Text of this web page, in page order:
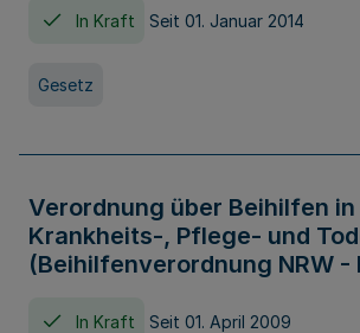
In Kraft Seit 01. Januar 2014
Gesetz
Verordnung über Beihilfen
Krankheits-, Pflege- und
(Beihilfenverordnung NRW -
In Kraft Seit 01. April 2009